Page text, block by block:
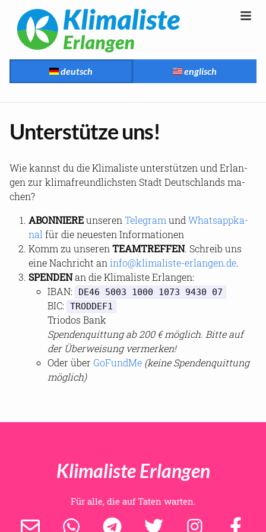
deutsch englisch
Un­ter­stüt­ze uns!
Wie kannst du die Kli­ma­lis­te un­ter­stüt­zen und Er­lan­
gen zur kli­ma­freund­lichs­ten Stadt Deutsch­lands ma­
chen?
ABON­NIE­REun­se­ren Te­le­gram und Whats­ap­p­ka­
nal für die neu­es­ten In­for­ma­tio­nen
Komm zu un­se­ren TEAMTREF­FEN. Schreib uns
eine Nach­richt an info@klimaliste-​erlangen.de.
SPEN­DENan die Kli­ma­lis­te Er­lan­gen:
IBAN:
DE46 5003 1000 1073 9430 07
BIC: TRODDEF1
Tri­odos Bank
Spen­den­quit­tung ab 200 € mög­lich. Bitte auf
der Über­wei­sung ver­mer­ken!
Oder über Go­Fund­Me (keine Spen­den­quit­tung
mög­lich)
Klimaliste Erlangen
Für alle, die auf Taten warten.